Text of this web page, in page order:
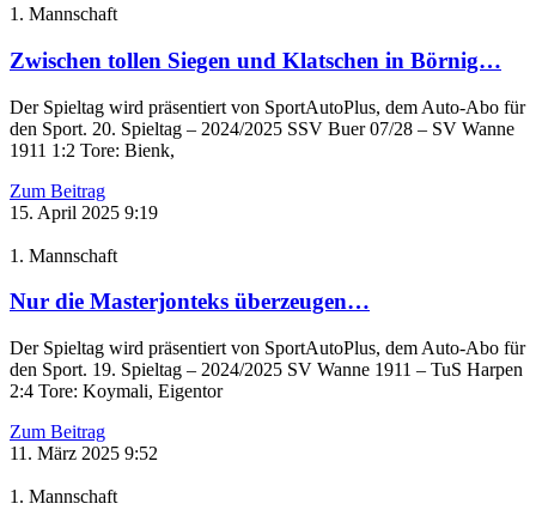
1. Mannschaft
Zwischen tollen Siegen und Klatschen in Börnig…
Der Spieltag wird präsentiert von SportAutoPlus, dem Auto-Abo für
den Sport. 20. Spieltag – 2024/2025 SSV Buer 07/28 – SV Wanne
1911 1:2 Tore: Bienk,
Zum Beitrag
15. April 2025 9:19
1. Mannschaft
Nur die Masterjonteks überzeugen…
Der Spieltag wird präsentiert von SportAutoPlus, dem Auto-Abo für
den Sport. 19. Spieltag – 2024/2025 SV Wanne 1911 – TuS Harpen
2:4 Tore: Koymali, Eigentor
Zum Beitrag
11. März 2025 9:52
1. Mannschaft